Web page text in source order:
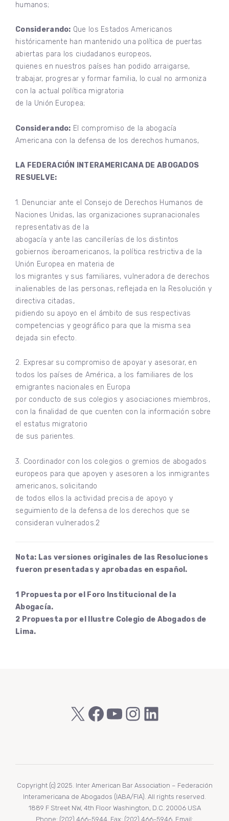
humanos;
Considerando: Que los Estados Americanos
históricamente han mantenido una política de puertas
abiertas para los ciudadanos europeos,
quienes en nuestros países han podido arraigarse,
trabajar, progresar y formar familia, lo cual no armoniza
con la actual política migratoria
de la Unión Europea;
Considerando: El compromiso de la abogacía
Americana con la defensa de los derechos humanos,
LA FEDERACIÓN INTERAMERICANA DE ABOGADOS
RESUELVE:
1. Denunciar ante el Consejo de Derechos Humanos de
Naciones Unidas, las organizaciones supranacionales
representativas de la
abogacía y ante las cancillerías de los distintos
gobiernos iberoamericanos, la política restrictiva de la
Unión Europea en materia de
los migrantes y sus familiares, vulneradora de derechos
inalienables de las personas, reflejada en la Resolución y
directiva citadas,
pidiendo su apoyo en el ámbito de sus respectivas
competencias y geográfico para que la misma sea
dejada sin efecto.
2. Expresar su compromiso de apoyar y asesorar, en
todos los países de América, a los familiares de los
emigrantes nacionales en Europa
por conducto de sus colegios y asociaciones miembros,
con la finalidad de que cuenten con la información sobre
el estatus migratorio
de sus parientes.
3. Coordinador con los colegios o gremios de abogados
europeos para que apoyen y asesoren a los inmigrantes
americanos, solicitando
de todos ellos la actividad precisa de apoyo y
seguimiento de la defensa de los derechos que se
consideran vulnerados.2
Nota: Las versiones originales de las Resoluciones
fueron presentadas y aprobadas en español.
1 Propuesta por el Foro Institucional de la
Abogacía.
2 Propuesta por el Ilustre Colegio de Abogados de
Lima.
X Facebook
YouTube
Instagram
LinkedIn
Copyright (c) 2025. Inter American Bar Association – Federación
Interamericana de Abogados (IABA/FIA). All rights reserved.
1889 F Street NW, 4th Floor Washington, D.C. 20006 USA
Phone: (202) 466-5944, Fax: (202) 466-5946, Email: